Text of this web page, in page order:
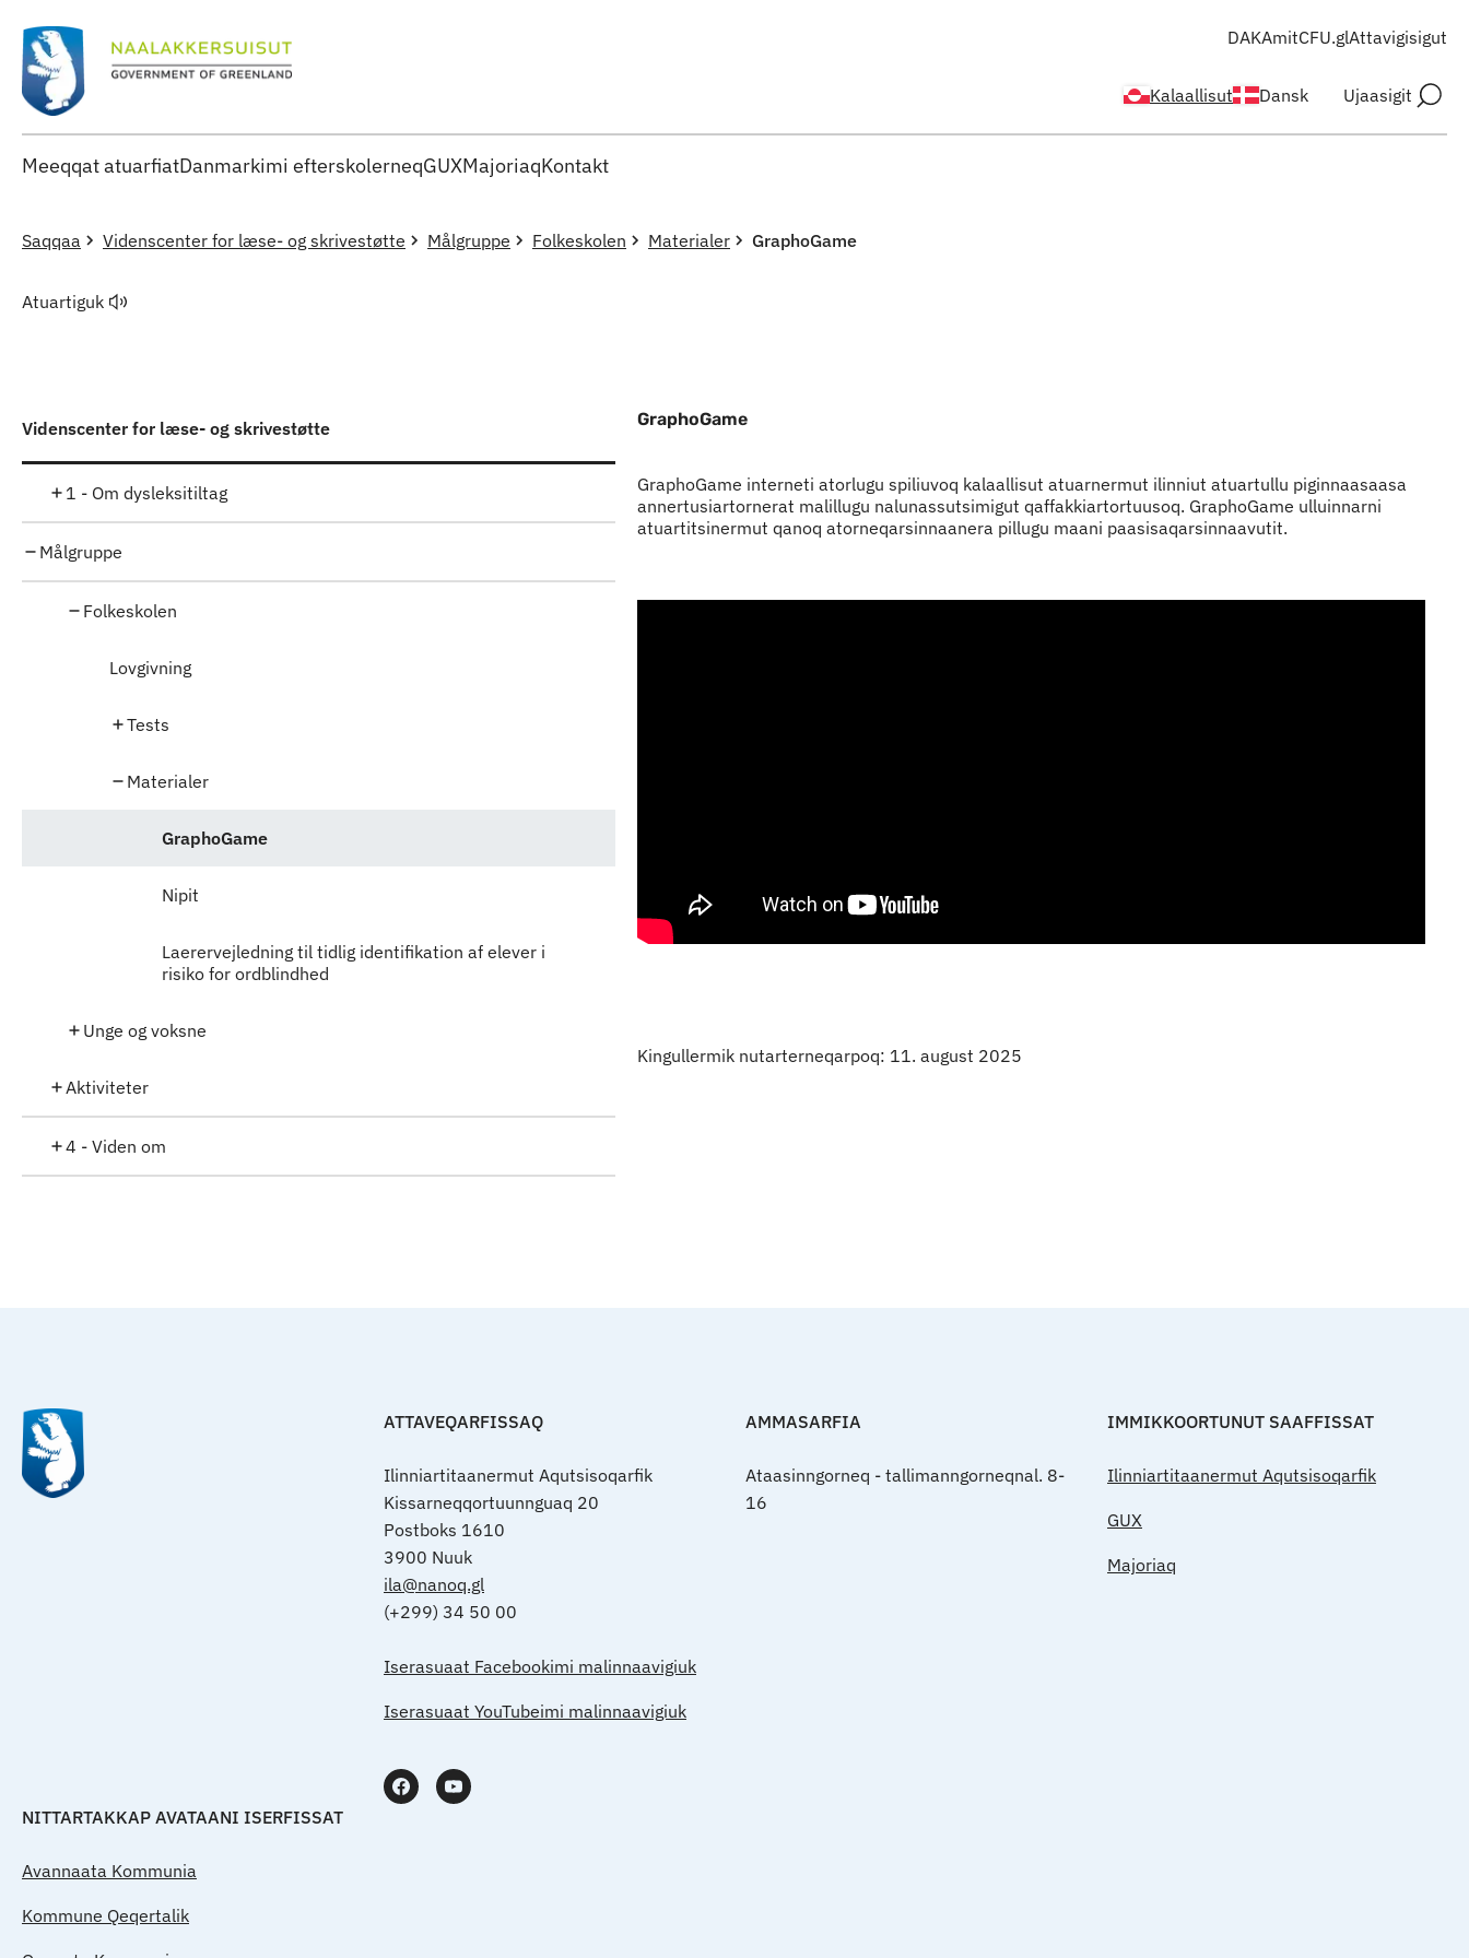
Kalaallisut Dansk Ujaasigit
DAKAmitCFU.glAttavigisigut
Meeqqat atuarfiatDanmarkimi efterskolerneqGUXMajoriaqKontakt
Saqqaa Videnscenter for læse- og skrivestøtte Målgruppe Folkeskolen Materialer GraphoGame
Atuartiguk
GraphoGame
Indhold
GraphoGame interneti atorlugu spiliuvoq kalaallisut atuarnermut ilinniut atuartullu piginnaasaasa
annertusiartornerat malillugu nalunassutsimigut qaffakkiartortuusoq. GraphoGame ulluinnarni
atuartitsinermut qanoq atorneqarsinnaanera pillugu maani paasisaqarsinnaavutit.
Kingullermik nutarterneqarpoq: 11. august 2025
Videnscenter for læse- og skrivestøtte
1 - Om dysleksitiltag
Målgruppe
Folkeskolen
Lovgivning
Tests
Materialer
GraphoGame
Nipit
Laerervejledning til tidlig identifikation af elever i
risiko for ordblindhed
Unge og voksne
Aktiviteter
4 - Viden om
ATTAVEQARFISSAQ
Ilinniartitaanermut Aqutsisoqarfik
Kissarneqqortuunnguaq 20
Postboks 1610
3900 Nuuk
ila@nanoq.gl
(+299) 34 50 00
Iserasuaat Facebookimi malinnaavigiuk
Iserasuaat YouTubeimi malinnaavigiuk
AMMASARFIA
Ataasinngorneq - tallimanngorneqnal. 8-
16
IMMIKKOORTUNUT SAAFFISSAT
Ilinniartitaanermut Aqutsisoqarfik
GUX
Majoriaq
NITTARTAKKAP AVATAANI ISERFISSAT
Avannaata Kommunia
Kommune Qeqertalik